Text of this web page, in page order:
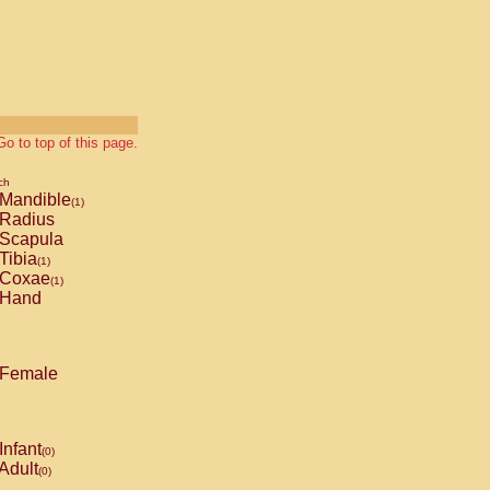
to top of this page.
Mandible(1)
Radius
Scapula
Tibia(1)
Coxae(1)
Hand
Female
Infant(0)
(0)